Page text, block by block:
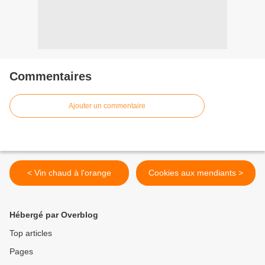
Commentaires
Ajouter un commentaire
< Vin chaud à l'orange Cookies aux mendiants >
Hébergé par Overblog
Top articles
Pages